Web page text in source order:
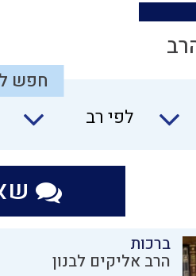
חפש
לפי רב
ברכות
הרב אליקים לבנון